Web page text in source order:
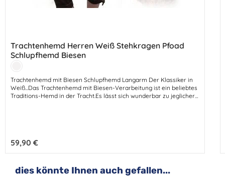
Trachtenhemd Herren Weiß Stehkragen Pfoad
Schlupfhemd Biesen
Farbe:
Weiß
Trachtenhemd mit Biesen Schlupfhemd Langarm Der Klassiker in
Weiß...Das Trachtenhemd mit Biesen-Verarbeitung ist ein beliebtes
Traditions-Hemd in der Tracht.Es lässt sich wunderbar zu jeglicher
Regulärer Preis:
59,90 €
Produktgalerie überspringen
dies könnte Ihnen auch gefallen...